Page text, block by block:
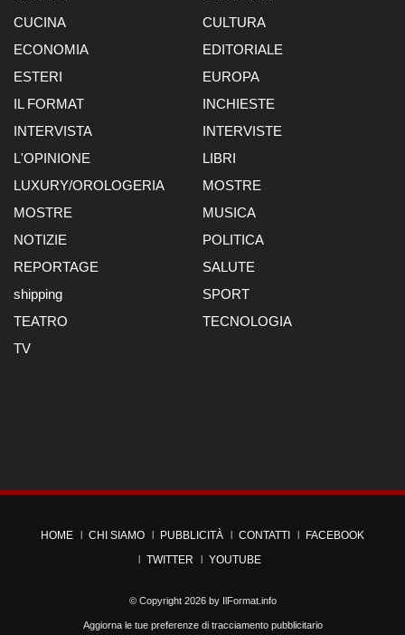
CUCINA
CULTURA
ECONOMIA
EDITORIALE
ESTERI
EUROPA
IL FORMAT
INCHIESTE
INTERVISTA
INTERVISTE
L'OPINIONE
LIBRI
LUXURY/OROLOGERIA
MOSTRE
MOSTRE
MUSICA
NOTIZIE
POLITICA
REPORTAGE
SALUTE
shipping
SPORT
TEATRO
TECNOLOGIA
TV
HOME CHI SIAMO PUBBLICITÀ CONTATTI
FACEBOOK
TWITTER
YOUTUBE
© Copyright 2026 by IlFormat.info
Aggiorna le tue preferenze di tracciamento pubblicitario